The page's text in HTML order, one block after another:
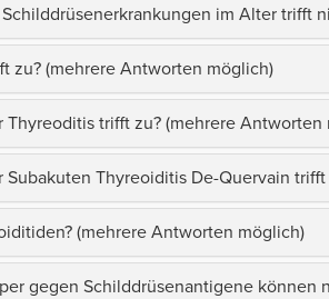
im Alter trifft
zu? (mehrere Antworten möglich)
Thyreoditis trifft zu? (mehrere Antworten
Subakuten Thyreoiditis De-Quervain
(mehrere Antworten möglich)
gegen Schilddrüsenantigene können